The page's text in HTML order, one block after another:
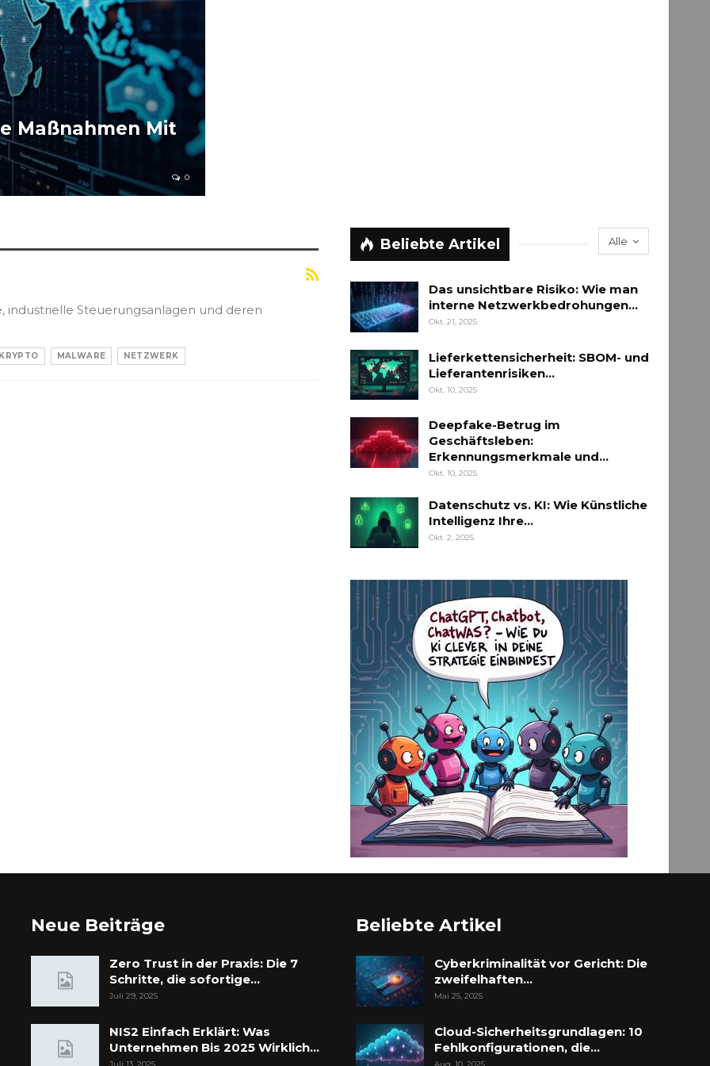
Maßnahmen Mit
0
industrielle Steuerungsanlagen und deren
KRYPTO MALWARE NETZWERK
Alle
Beliebte Artikel
Das unsichtbare Risiko: Wie man
interne Netzwerkbedrohungen…
Okt. 21, 2025
Lieferkettensicherheit: SBOM- und
Lieferantenrisiken…
Okt. 10, 2025
Deepfake-Betrug im
Geschäftsleben:
Erkennungsmerkmale und…
Okt. 10, 2025
Datenschutz vs. KI: Wie Künstliche
Intelligenz Ihre…
Okt. 2, 2025
Neue Beiträge
Zero Trust in der Praxis: Die 7
Schritte, die sofortige…
Juli 29, 2025
NIS2 Einfach Erklärt: Was
Unternehmen Bis 2025 Wirklich…
Beliebte Artikel
Cyberkriminalität vor Gericht: Die
zweifelhaften…
Mai 25, 2025
Cloud-Sicherheitsgrundlagen: 10
Fehlkonfigurationen, die…